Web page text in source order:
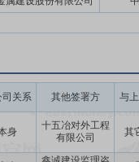
司关系 其他签署方 与
身
十五冶对外工程
有限公司
其